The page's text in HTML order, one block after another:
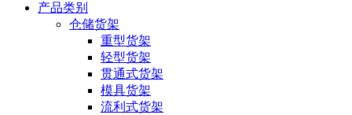
产品类别
仓储货架
重型货架
轻型货架
贯通式货架
模具货架
流利式货架